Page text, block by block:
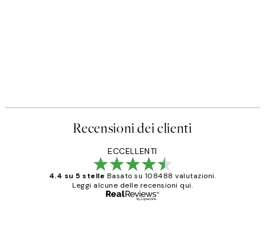
Recensioni dei clienti
ECCELLENTI
4.4 su 5 stelle Basato su 108488 valutazioni.
Leggi alcune delle recensioni qui.